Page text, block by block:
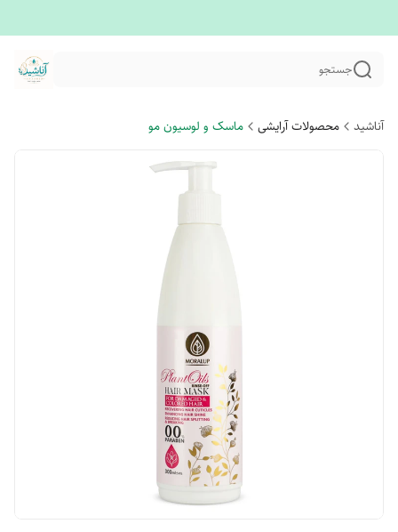
جستجو
آناشید محصولات آرایشی ماسک و لوسیون مو